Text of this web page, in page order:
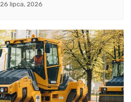
26 lipca, 2026